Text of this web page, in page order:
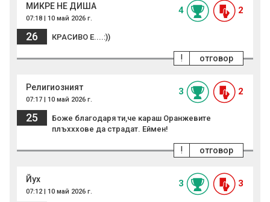
МИКРЕ НЕ ДИША
07:18 | 10 май 2026 г.
4 2
26 КРАСИВО Е....:))
отговор
!
Религиозният
07:17 | 10 май 2026 г.
3 2
25
Боже благодаря ти,че караш Оранжевите
плъхххове да страдат. Еймен!
отговор
!
Йyx
07:12 | 10 май 2026 г.
3 3